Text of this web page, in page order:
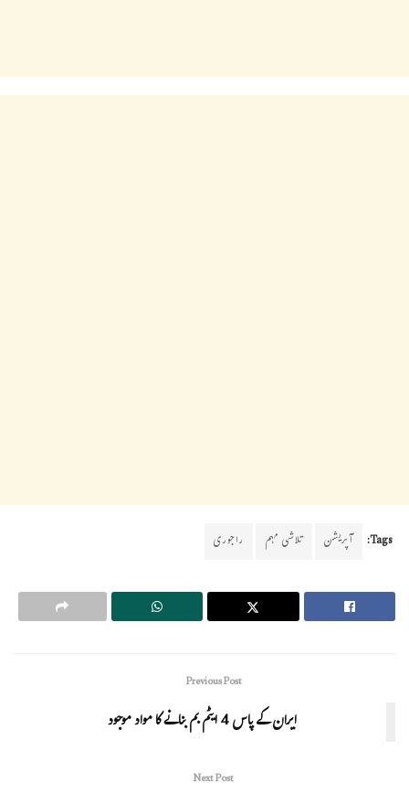
Tags: آپریشن تلاشی مہم راجوری
Previous Post
ایران کے پاس 4 ایٹم بم بنانے کا مواد موجود
Next Post